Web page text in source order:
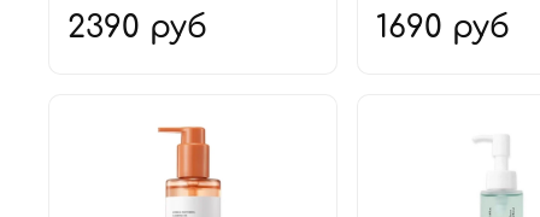
2390 руб 1690 руб